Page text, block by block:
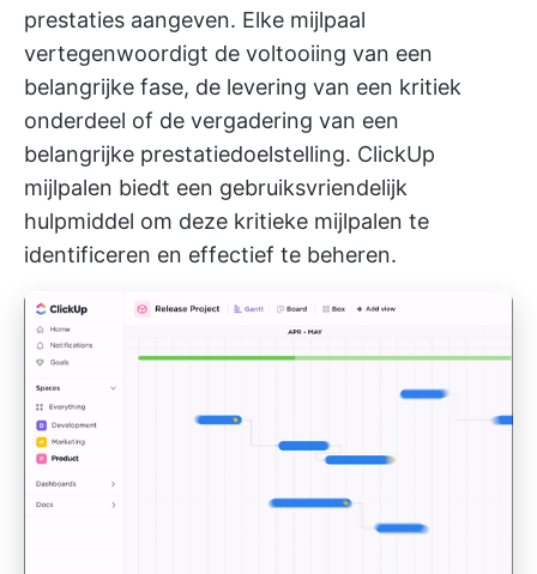
prestaties aangeven. Elke mijlpaal
vertegenwoordigt de voltooiing van een
belangrijke fase, de levering van een kritiek
onderdeel of de vergadering van een
belangrijke prestatiedoelstelling. ClickUp
mijlpalen biedt een gebruiksvriendelijk
hulpmiddel om deze kritieke mijlpalen te
identificeren en effectief te beheren.